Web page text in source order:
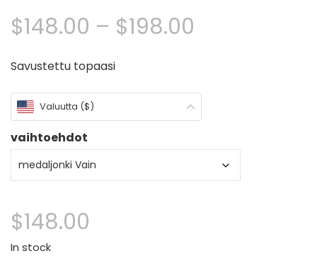
$148.00 – $198.00
kautta
$198.00
Savustettu topaasi
Valuutta ($)
vaihtoehdot
$148.00
In stock